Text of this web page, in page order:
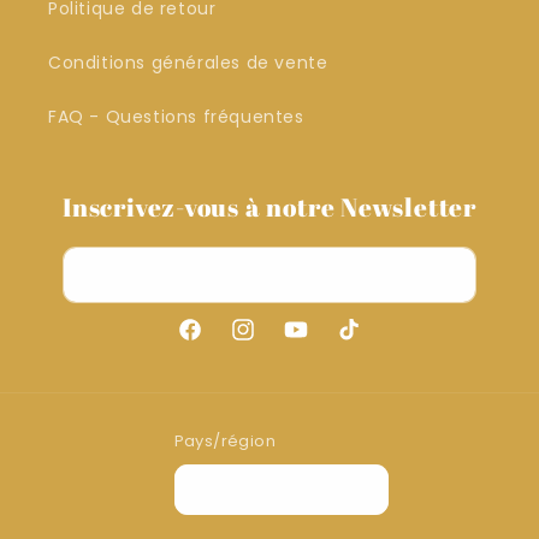
Politique de retour
Conditions générales de vente
FAQ - Questions fréquentes
Inscrivez-vous à notre Newsletter
FacebookInstagramYouTubeTikTok
Pays/région